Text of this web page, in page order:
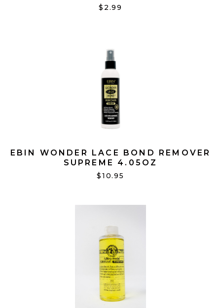
$2.99
EBIN WONDER LACE BOND REMOVER
SUPREME 4.05OZ
$10.95